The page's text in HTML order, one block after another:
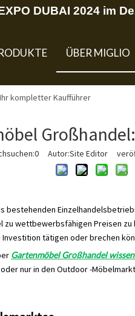
DUBAI 2024 im
ÜBER MIGLIO
kompletter Kaufführer
0 Autor:Site Editor
wettbewerbsfähigen Preisen
tätigen oder brechen
Gartenmöbel Großhandel
nur in den Outdoor -